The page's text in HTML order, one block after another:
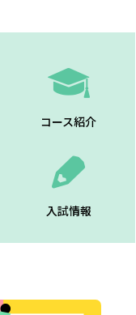
コース紹介
入試情報